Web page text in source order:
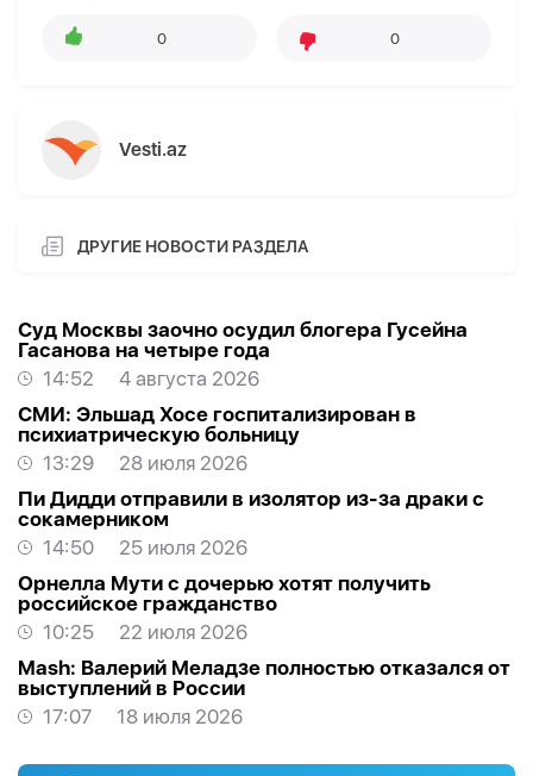
0 0
Vesti.az
ДРУГИЕ НОВОСТИ РАЗДЕЛА
Суд Москвы заочно осудил блогера Гусейна
Гасанова на четыре года
14:52
4 августа 2026
СМИ: Эльшад Хосе госпитализирован в
психиатрическую больницу
13:29
28 июля 2026
Пи Дидди отправили в изолятор из-за драки с
сокамерником
14:50
25 июля 2026
Орнелла Мути с дочерью хотят получить
российское гражданство
10:25
22 июля 2026
Mash: Валерий Меладзе полностью отказался от
выступлений в России
17:07
18 июля 2026